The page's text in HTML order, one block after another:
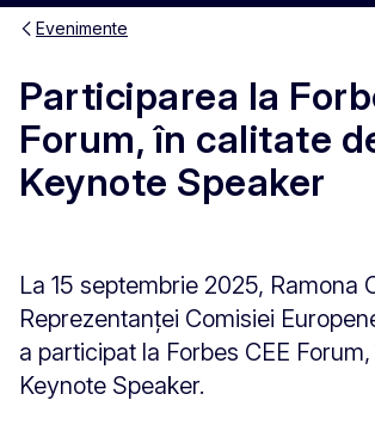
Evenimente
Participarea la
Forum, în calitate
Keynote Speaker
La 15 septembrie 2025, Ramona
Reprezentanței Comisiei
a participat la Forbes CEE
Keynote Speaker.